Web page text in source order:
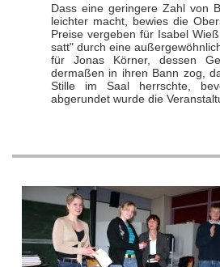
Dass eine geringere Zahl von
leichter macht, bewies die
Preise vergeben für Isabel
satt" durch eine
für Jonas Körner, dessen
dermaßen in ihren Bann zog,
Stille im Saal herrschte,
abgerundet wurde die